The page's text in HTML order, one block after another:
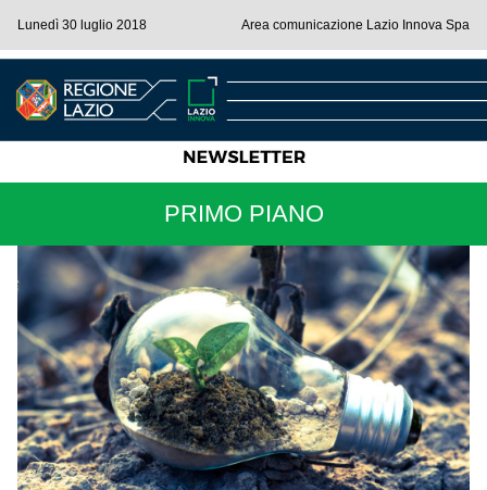
Lunedì 30 luglio 2018 Area comunicazione Lazio Innova Spa
PRIMO PIANO